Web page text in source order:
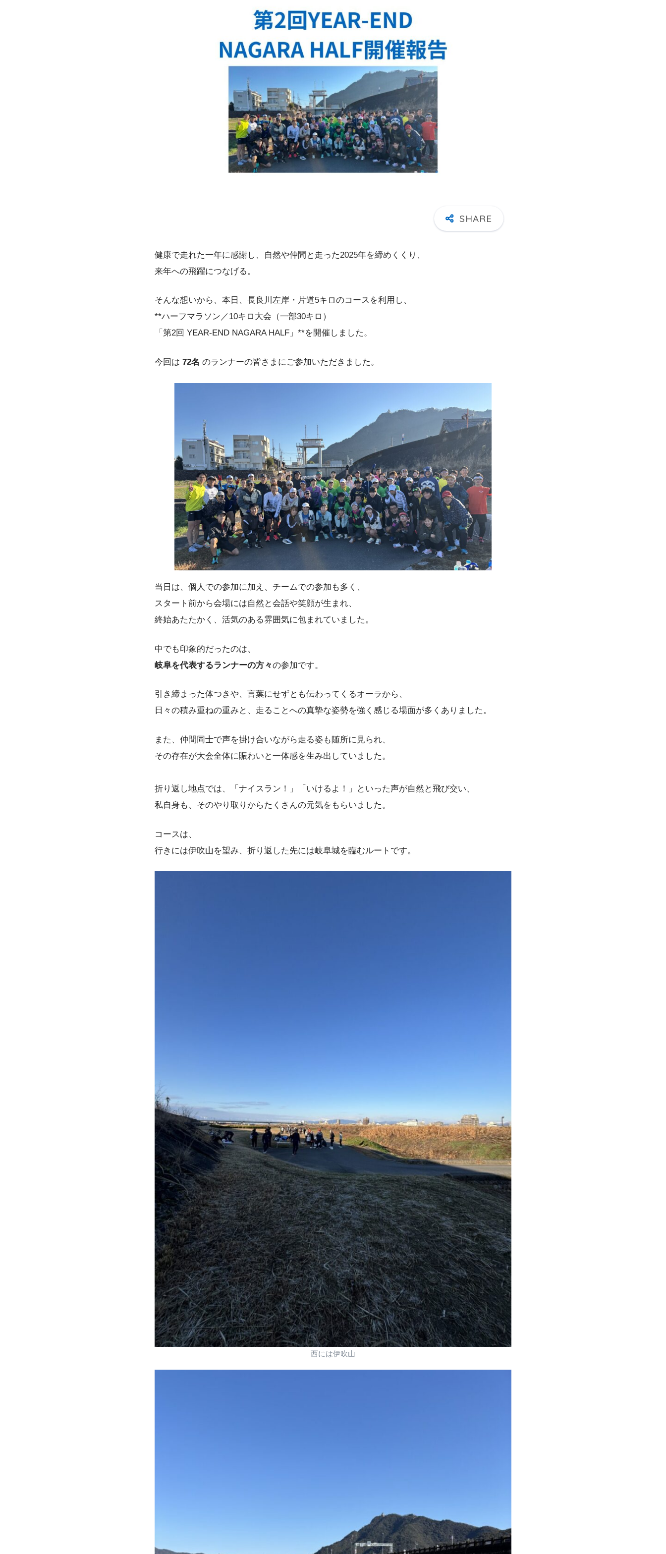
健康で走れた一年に感謝し、自然や仲間と走った2025年を締めくくり、
来年への飛躍につなげる。
そんな想いから、本日、長良川左岸・片道5キロのコースを利用し、
**ハーフマラソン／10キロ大会（一部30キロ）
「第2回 YEAR-END NAGARA HALF」**を開催しました。
今回は 72名 のランナーの皆さまにご参加いただきました。
当日は、個人での参加に加え、チームでの参加も多く、
スタート前から会場には自然と会話や笑顔が生まれ、
終始あたたかく、活気のある雰囲気に包まれていました。
中でも印象的だったのは、
岐阜を代表するランナーの方々の参加です。
引き締まった体つきや、言葉にせずとも伝わってくるオーラから、
日々の積み重ねの重みと、走ることへの真摯な姿勢を強く感じる場面が多くありました。
また、仲間同士で声を掛け合いながら走る姿も随所に見られ、
その存在が大会全体に賑わいと一体感を生み出していました。
折り返し地点では、「ナイスラン！」「いけるよ！」といった声が自然と飛び交い、
私自身も、そのやり取りからたくさんの元気をもらいました。
コースは、
行きには伊吹山を望み、折り返した先には岐阜城を臨むルートです。
西には伊吹山